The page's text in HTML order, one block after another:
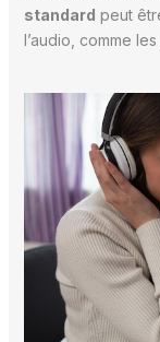
standard peut
l’audio, comme